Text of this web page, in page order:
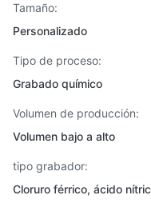
Tamaño:
Personalizado
Tipo de proceso:
Grabado químico
Volumen de producción:
Volumen bajo a alto
tipo grabador:
Cloruro férrico, ácido